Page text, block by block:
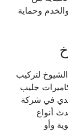
وحماية
لتركيب
جليب
في شركة
أنواع
وأو